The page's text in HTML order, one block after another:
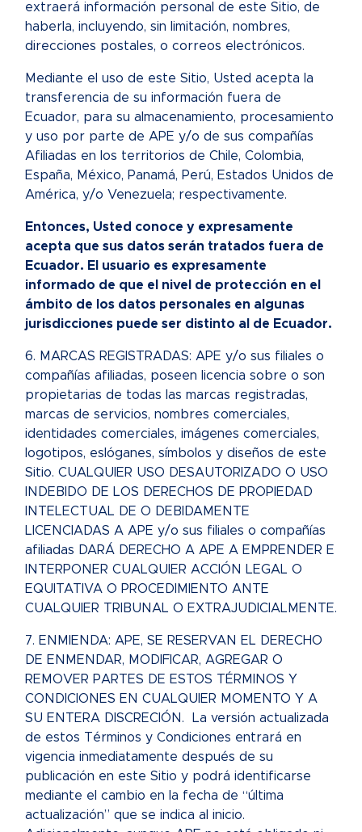
extraerá información personal de este Sitio, de
haberla, incluyendo, sin limitación, nombres,
direcciones postales, o correos electrónicos.
Mediante el uso de este Sitio, Usted acepta la
transferencia de su información fuera de
Ecuador, para su almacenamiento, procesamiento
y uso por parte de APE y/o de sus compañías
Afiliadas en los territorios de Chile, Colombia,
España, México, Panamá, Perú, Estados Unidos de
América, y/o Venezuela; respectivamente.
Entonces, Usted conoce y expresamente
acepta que sus datos serán tratados fuera de
Ecuador. El usuario es expresamente
informado de que el nivel de protección en el
ámbito de los datos personales en algunas
jurisdicciones puede ser distinto al de Ecuador.
6. MARCAS REGISTRADAS: APE y/o sus filiales o
compañías afiliadas, poseen licencia sobre o son
propietarias de todas las marcas registradas,
marcas de servicios, nombres comerciales,
identidades comerciales, imágenes comerciales,
logotipos, eslóganes, símbolos y diseños de este
Sitio. CUALQUIER USO DESAUTORIZADO O USO
INDEBIDO DE LOS DERECHOS DE PROPIEDAD
INTELECTUAL DE O DEBIDAMENTE
LICENCIADAS A APE y/o sus filiales o compañías
afiliadas DARÁ DERECHO A APE A EMPRENDER E
INTERPONER CUALQUIER ACCIÓN LEGAL O
EQUITATIVA O PROCEDIMIENTO ANTE
CUALQUIER TRIBUNAL O EXTRAJUDICIALMENTE.
7. ENMIENDA: APE, SE RESERVAN EL DERECHO
DE ENMENDAR, MODIFICAR, AGREGAR O
REMOVER PARTES DE ESTOS TÉRMINOS Y
CONDICIONES EN CUALQUIER MOMENTO Y A
SU ENTERA DISCRECIÓN. La versión actualizada
de estos Términos y Condiciones entrará en
vigencia inmediatamente después de su
publicación en este Sitio y podrá identificarse
mediante el cambio en la fecha de “última
actualización” que se indica al inicio.